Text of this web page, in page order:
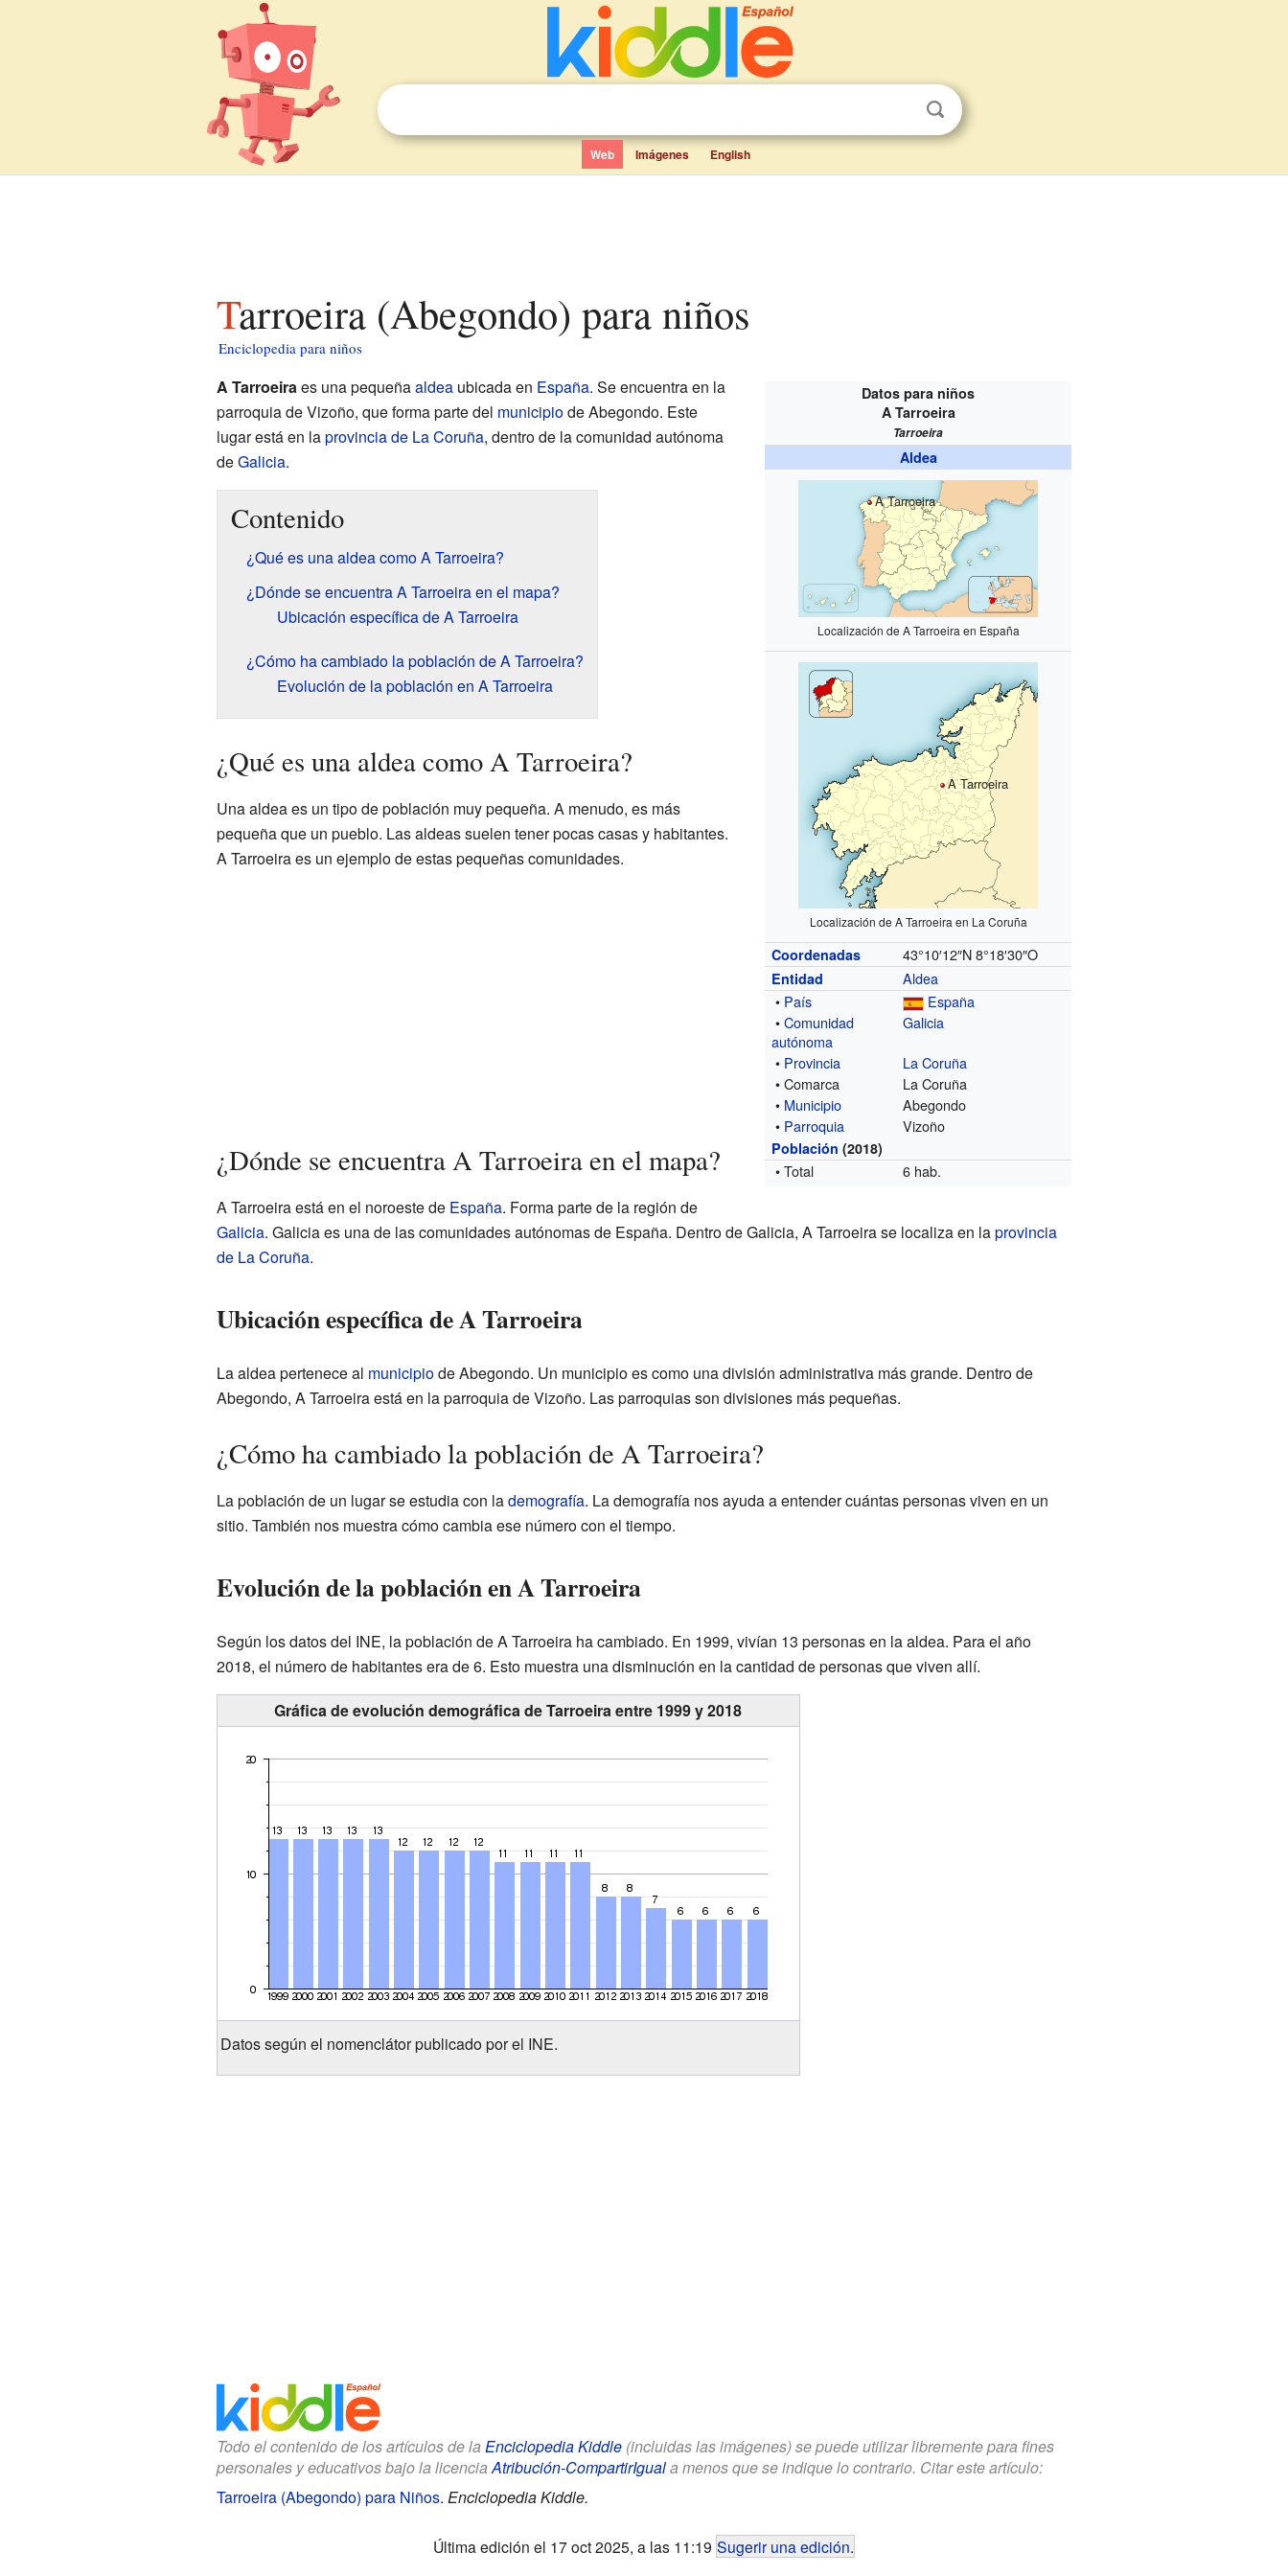
Web Imágenes English
Tarroeira (Abegondo) para niños
Enciclopedia para niños
Datos para niños
A Tarroeira
Tarroeira
Aldea
A Tarroeira
Localización de A Tarroeira en España
A Tarroeira
Localización de A Tarroeira en La Coruña
Coordenadas 43°10′12″N 8°18′30″O
Entidad
Aldea
• País
España
•Comunidad
autónoma
Galicia
• Provincia
La Coruña
• Comarca
La Coruña
• Municipio
Abegondo
• Parroquia Vizoño
Población (2018)
• Total 6 hab.
A Tarroeiraes una pequeñaaldeaubicada en España. Se encuentra en la
parroquia de Vizoño, que forma parte del municipiode Abegondo. Este
lugar está en laprovincia de La Coruña, dentro de la comunidad autónoma
deGalicia.
Contenido
¿Qué es una aldea como A Tarroeira?
¿Dónde se encuentra A Tarroeira en el mapa?
Ubicación específica de A Tarroeira
¿Cómo ha cambiado la población de A Tarroeira?
Evolución de la población en A Tarroeira
¿Qué es una aldea como A Tarroeira?
Una aldea es un tipo de población muy pequeña. A menudo, es más
pequeña que un pueblo. Las aldeas suelen tener pocas casas y habitantes.
A Tarroeira es un ejemplo de estas pequeñas comunidades.
¿Dónde se encuentra A Tarroeira en el mapa?
A Tarroeira está en el noroeste de España. Forma parte de la región de
Galicia. Galicia es una de las comunidades autónomas de España. Dentro de Galicia, A Tarroeira se localiza en laprovincia
de La Coruña.
Ubicación específica de A Tarroeira
La aldea pertenece al municipiode Abegondo. Un municipio es como una división administrativa más grande. Dentro de
Abegondo, A Tarroeira está en la parroquia de Vizoño. Las parroquias son divisiones más pequeñas.
¿Cómo ha cambiado la población de A Tarroeira?
La población de un lugar se estudia con lademografía. La demografía nos ayuda a entender cuántas personas viven en un
sitio. También nos muestra cómo cambia ese número con el tiempo.
Evolución de la población en A Tarroeira
Según los datos del INE, la población de A Tarroeira ha cambiado. En 1999, vivían 13 personas en la aldea. Para el año
2018, el número de habitantes era de 6. Esto muestra una disminución en la cantidad de personas que viven allí.
Gráfica de evolución demográfica de Tarroeira entre 1999 y 2018
Datos según el nomenclátor publicado por el INE.
Todo el contenido de los artículos de la Enciclopedia Kiddle(incluidas las imágenes) se puede utilizar libremente para fines
personales y educativos bajo la licenciaAtribución-CompartirIguala menos que se indique lo contrario. Citar este artículo:
Tarroeira (Abegondo) para Niños. Enciclopedia Kiddle.
Última edición el 17 oct 2025, a las 11:19 Sugerir una edición.